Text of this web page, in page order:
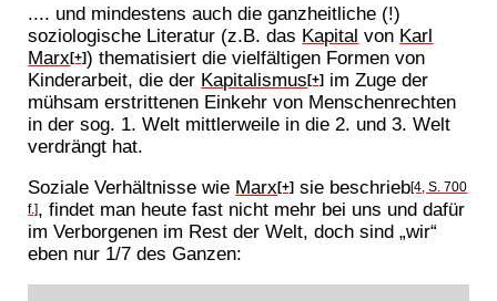
.... und mindestens auch die ganzheitliche (!)
soziologische Literatur (z.B. das Kapital von Karl
Marx[+]) thematisiert die vielfältigen Formen von
Kinderarbeit, die der Kapitalismus[+] im Zuge der
mühsam erstrittenen Einkehr von Menschenrechten
in der sog. 1. Welt mittlerweile in die 2. und 3. Welt
verdrängt hat.
Soziale Verhältnisse wie Marx[+] sie beschrieb[4, S. 700
f.], findet man heute fast nicht mehr bei uns und dafür
im Verborgenen im Rest der Welt, doch sind „wir“
eben nur 1/7 des Ganzen: